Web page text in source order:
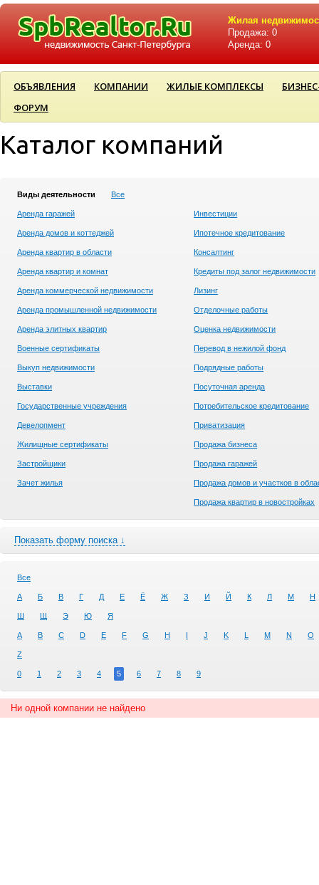
Жилая
Продажа: 0
Аренда: 0
ОБЪЯВЛЕНИЯ КОМПАНИИ ЖИЛЫЕ КОМПЛЕКСЫ
ФОРУМ
Каталог компаний
Виды деятельности Все
Аренда гаражей
Аренда домов и коттеджей
Аренда квартир в области
Аренда квартир и комнат
Аренда коммерческой недвижимости
Аренда промышленной недвижимости
Аренда элитных квартир
Военные сертификаты
Выкуп недвижимости
Выставки
Государственные учреждения
Девелопмент
Жилищные сертификаты
Застройщики
Зачет жилья
Инвестиции
Ипотечное кредитование
Консалтинг
Кредиты под залог недвижимости
Лизинг
Отделочные работы
Оценка недвижимости
Перевод в нежилой фонд
Подрядные работы
Посуточная аренда
Потребительское кредитование
Приватизация
Продажа бизнеса
Продажа гаражей
Продажа домов и участков в
Продажа квартир в новостройках
Показать форму поиска ↓
Все
А Б В Г Д Е Ё Ж З И Й К Л М Н
Ш Щ Э Ю Я
A B C D E F G H I J K L M N O
Z
0 1 2 3 4 5 6 7 8 9
Ни одной компании не найдено